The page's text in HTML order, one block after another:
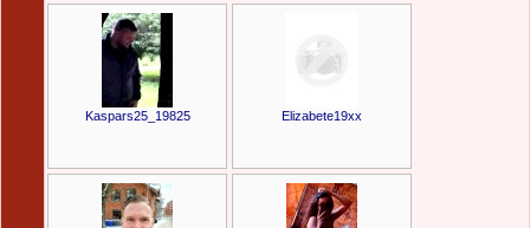
Kaspars25_19825 Elizabete19xx